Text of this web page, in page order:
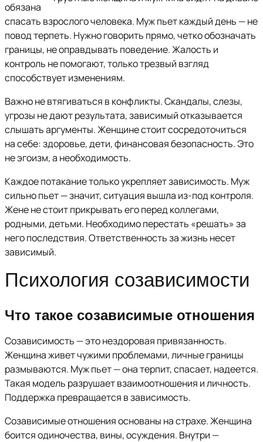
обязана
спасать взрослого человека. Муж пьет каждый день — не
повод терпеть. Нужно говорить прямо, четко обозначать
границы, не оправдывать поведение. Жалость и
контроль не помогают, только трезвый взгляд
способствует изменениям.
Важно не втягиваться в конфликты. Скандалы, слезы,
угрозы не дают результата, зависимый отказывается
слышать аргументы. Женщине стоит сосредоточиться
на себе: здоровье, дети, финансовая безопасность. Это
не эгоизм, а необходимость.
Каждое потакание только укрепляет зависимость. Муж
сильно пьет — значит, ситуация вышла из-под контроля.
Жене не стоит прикрывать его перед коллегами,
родными, детьми. Необходимо перестать «решать» за
него последствия. Ответственность за жизнь несет
зависимый.
Психология созависимости
Что такое созависимые отношения
Созависимость — это нездоровая привязанность.
Женщина живет чужими проблемами, личные границы
размываются. Муж пьет — она терпит, спасает, надеется.
Такая модель разрушает взаимоотношения и личность.
Поддержка превращается в зависимость.
Созависимые отношения основаны на страхе. Женщина
боится одиночества, вины, осуждения. Внутри —